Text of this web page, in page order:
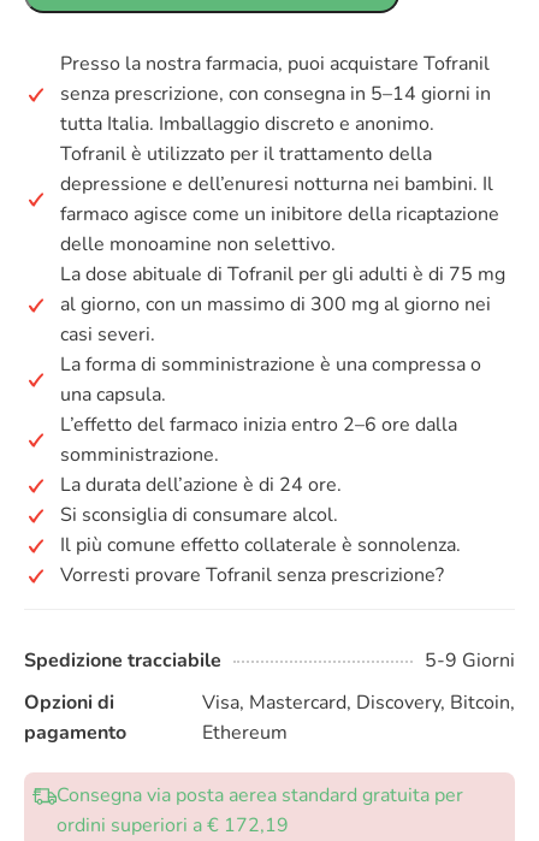
Presso la nostra farmacia, puoi acquistare Tofranil
senza prescrizione, con consegna in 5–14 giorni in
tutta Italia. Imballaggio discreto e anonimo.
Tofranil è utilizzato per il trattamento della
depressione e dell’enuresi notturna nei bambini. Il
farmaco agisce come un inibitore della ricaptazione
delle monoamine non selettivo.
La dose abituale di Tofranil per gli adulti è di 75 mg
al giorno, con un massimo di 300 mg al giorno nei
casi severi.
La forma di somministrazione è una compressa o
una capsula.
L’effetto del farmaco inizia entro 2–6 ore dalla
somministrazione.
La durata dell’azione è di 24 ore.
Si sconsiglia di consumare alcol.
Il più comune effetto collaterale è sonnolenza.
Vorresti provare Tofranil senza prescrizione?
Spedizione tracciabile
5-9 Giorni
Opzioni di
pagamento
Visa, Mastercard, Discovery, Bitcoin,
Ethereum
Consegna via posta aerea standard gratuita per
ordini superiori a € 172,19